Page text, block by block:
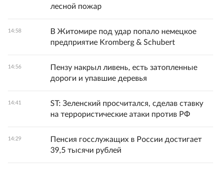
лесной пожар
14:58
В Житомире под удар попало немецкое
предприятие Kromberg & Schubert
14:56
Пензу накрыл ливень, есть затопленные
дороги и упавшие деревья
14:41
ST: Зеленский просчитался, сделав ставку
на террористические атаки против РФ
14:29
Пенсия госслужащих в России достигает
39,5 тысячи рублей